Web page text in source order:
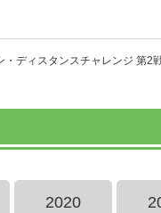
・ディスタンスチャレンジ 第2
2020